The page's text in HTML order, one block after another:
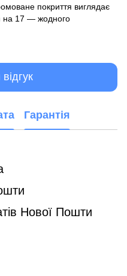
покриття виглядає
на 17 — жодного
Гарантія
Нової Пошти